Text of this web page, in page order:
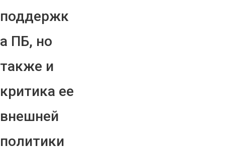
поддержк
а ПБ, но
также и
критика ее
внешней
политики